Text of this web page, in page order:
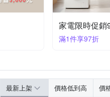
家電限時促銷
滿1件享97折
最新上架 價格低到高 價